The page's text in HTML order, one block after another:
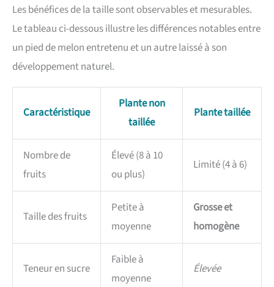
Les bénéfices de la taille sont observables et mesurables.
Le tableau ci-dessous illustre les différences notables entre
un pied de melon entretenu et un autre laissé à son
développement naturel.
Caractéristique
Plante non
taillée
Plante taillée
Nombre de
fruits
Élevé (8 à 10
ou plus)
Limité (4 à 6)
Taille des fruits
Petite à
moyenne
Grosse et
homogène
Teneur en sucre
Faible à
moyenne
Élevée